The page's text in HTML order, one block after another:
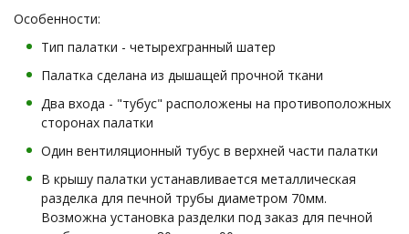
Особенности:
Тип палатки - четырехгранный шатер
Палатка сделана из дышащей прочной ткани
Два входа - "тубус" расположены на противоположных
сторонах палатки
Один вентиляционный тубус в верхней части палатки
В крышу палатки устанавливается металлическая
разделка для печной трубы диаметром 70мм.
Возможна установка разделки под заказ для печной